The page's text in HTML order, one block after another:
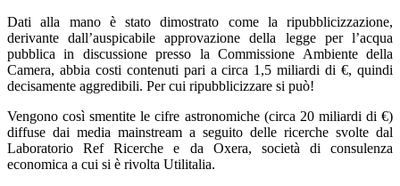
Dati alla mano è stato dimostrato come la ripubblicizzazione,
derivante dall’auspicabile approvazione della legge per l’acqua
pubblica in discussione presso la Commissione Ambiente della
Camera, abbia costi contenuti pari a circa 1,5 miliardi di €, quindi
decisamente aggredibili. Per cui ripubblicizzare si può!
Vengono così smentite le cifre astronomiche (circa 20 miliardi di €)
diffuse dai media mainstream a seguito delle ricerche svolte dal
Laboratorio Ref Ricerche e da Oxera, società di consulenza
economica a cui si è rivolta Utilitalia.